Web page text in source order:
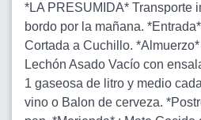
*LA PRESUMIDA* Transporte
bordo por la mañana.
Cortada a Cuchillo.
Lechón Asado Vacío con
1 gaseosa de litro y medio
vino o Balon de cerveza.